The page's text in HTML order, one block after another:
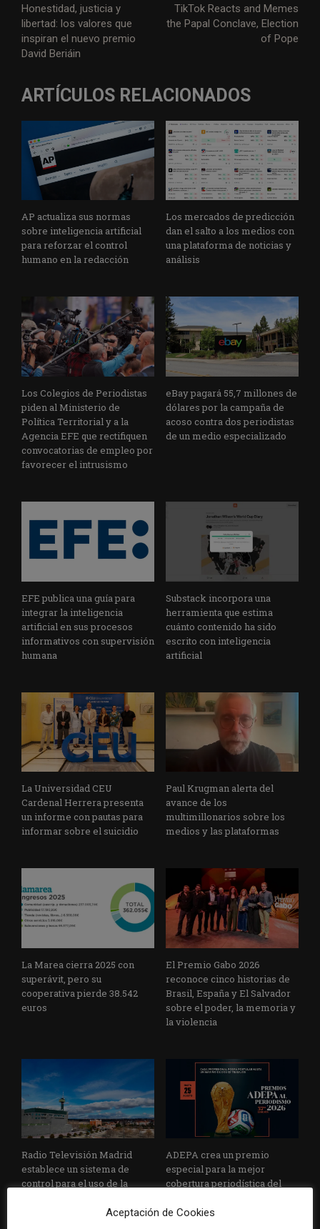
Honestidad, justicia y
libertad: los valores que
inspiran el nuevo premio
David Beriáin
TikTok Reacts and Memes
the Papal Conclave, Election
of Pope
ARTÍCULOS RELACIONADOS
AP actualiza sus normas
sobre inteligencia artificial
para reforzar el control
humano en la redacción
Los mercados de predicción
dan el salto a los medios con
una plataforma de noticias y
análisis
Los Colegios de Periodistas
piden al Ministerio de
Política Territorial y a la
Agencia EFE que rectifiquen
convocatorias de empleo por
favorecer el intrusismo
eBay pagará 55,7 millones de
dólares por la campaña de
acoso contra dos periodistas
de un medio especializado
EFE publica una guía para
integrar la inteligencia
artificial en sus procesos
informativos con supervisión
humana
Substack incorpora una
herramienta que estima
cuánto contenido ha sido
escrito con inteligencia
artificial
La Universidad CEU
Cardenal Herrera presenta
un informe con pautas para
informar sobre el suicidio
Paul Krugman alerta del
avance de los
multimillonarios sobre los
medios y las plataformas
La Marea cierra 2025 con
superávit, pero su
cooperativa pierde 38.542
euros
El Premio Gabo 2026
reconoce cinco historias de
Brasil, España y El Salvador
sobre el poder, la memoria y
la violencia
Radio Televisión Madrid
establece un sistema de
control para el uso de la
ADEPA crea un premio
especial para la mejor
cobertura periodística del
Aceptación de Cookies